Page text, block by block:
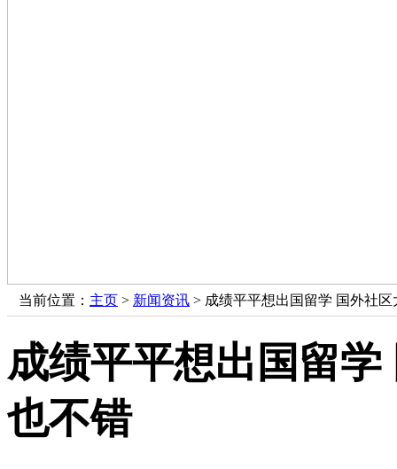
当前位置： 主页 > 新闻资讯 > 成绩平平想出国留学 国外社
成绩平平想出国留
也不错